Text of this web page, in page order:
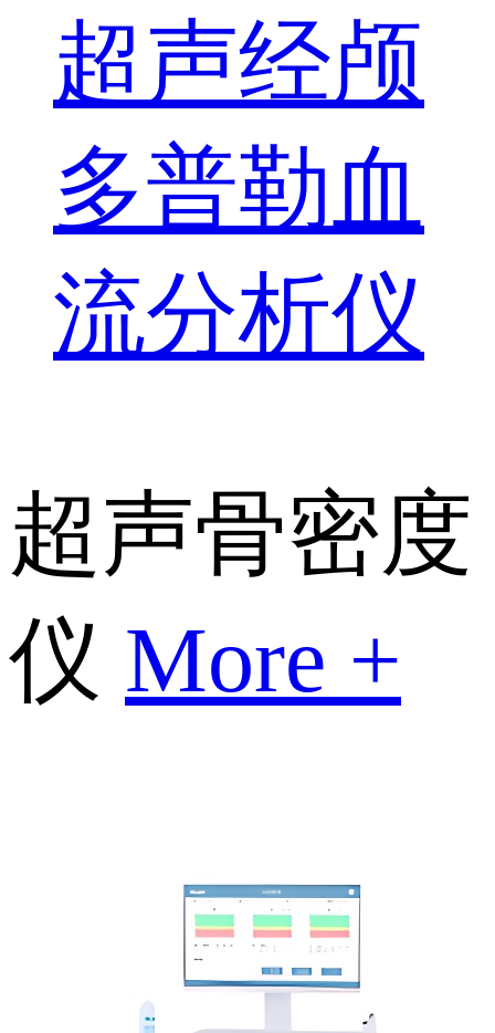
超声经颅
多普勒血
流分析仪
超声骨密度
仪 More +